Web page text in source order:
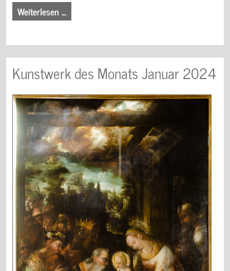
Weiterlesen …
Kunstwerk des Monats Januar 2024